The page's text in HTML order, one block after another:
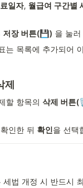
일자, 월급여 구간별
저장 버튼(💾) 을 눌
는 목록에 추가되어
제
할 항목의 삭제 버튼
인한 뒤 확인을 선택
법 개정 시 반드시